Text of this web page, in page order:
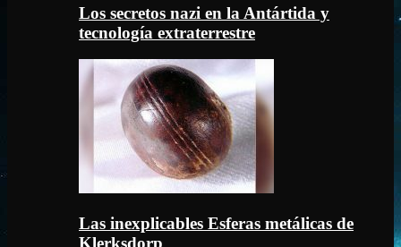
Los secretos nazi en la Antártida y
tecnología extraterrestre
Las inexplicables Esferas metálicas de
Klerksdorp